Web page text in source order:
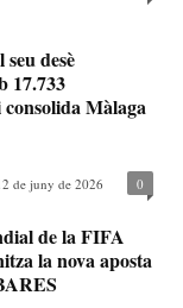
desè
17.733
consolida Màlaga
de juny de 2026 0
de la FIFA
la nova aposta